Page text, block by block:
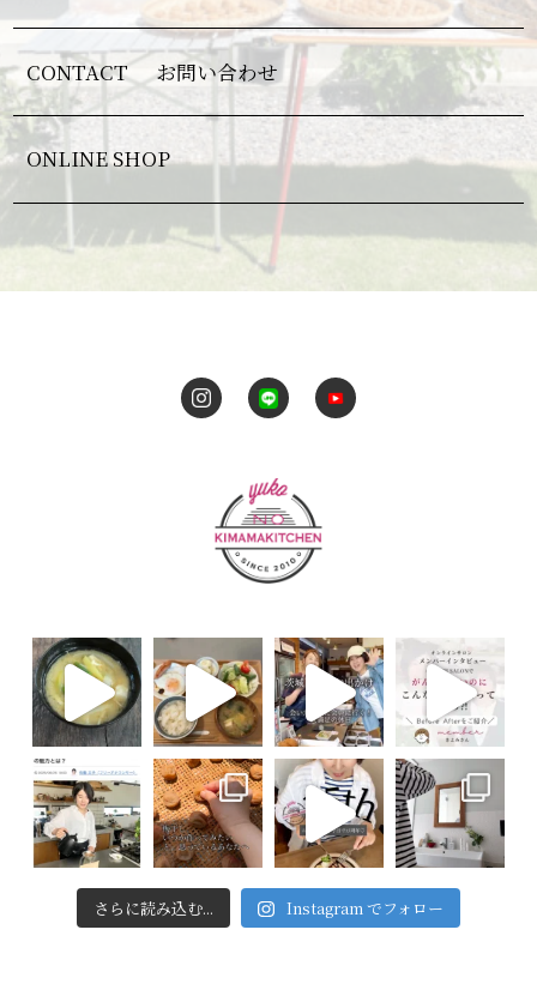
CONTACT お問い合わせ
ONLINE SHOP
さらに読み込む... Instagram でフォロー